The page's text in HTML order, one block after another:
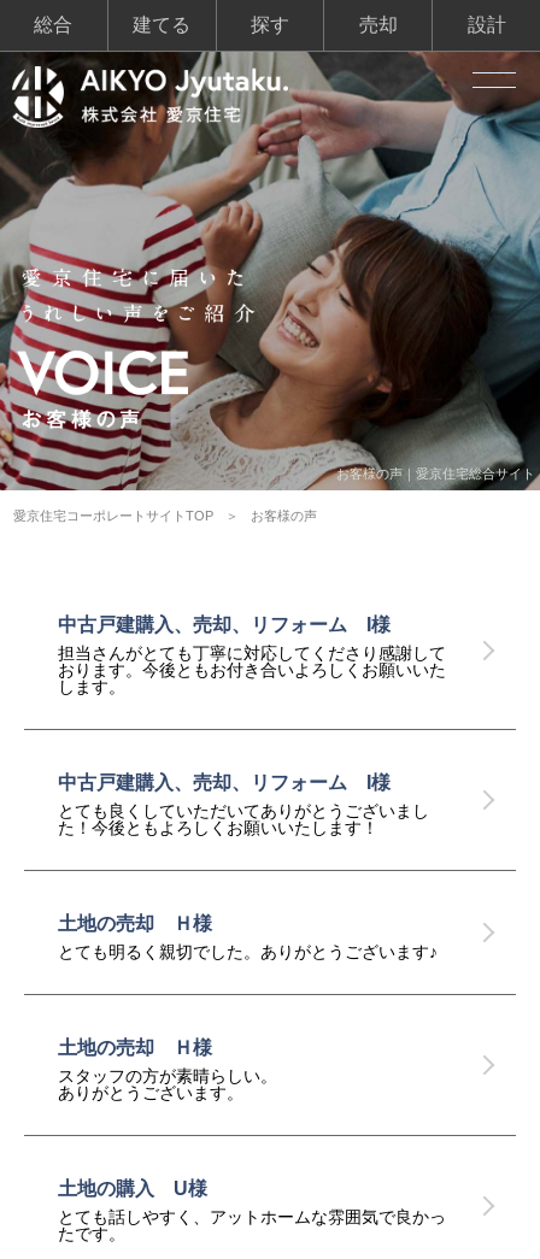
総合 建てる 探す 売却 設計
お客様の声｜愛京住宅総合サイト
愛京住宅コーポレートサイトTOP お客様の声
中古戸建購入、売却、リフォーム I様
担当さんがとても丁寧に対応してくださり感謝して
おります。今後ともお付き合いよろしくお願いいた
します。
中古戸建購入、売却、リフォーム I様
とても良くしていただいてありがとうございまし
た！今後ともよろしくお願いいたします！
土地の売却 Ｈ様
とても明るく親切でした。ありがとうございます♪
土地の売却 Ｈ様
スタッフの方が素晴らしい。
ありがとうございます。
土地の購入 U様
とても話しやすく、アットホームな雰囲気で良かっ
たです。